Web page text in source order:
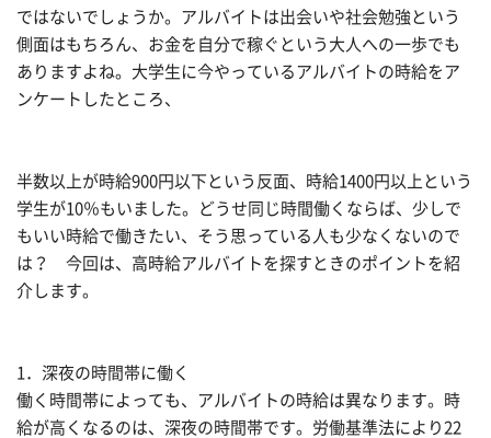
ではないでしょうか。アルバイトは出会いや社会勉強という
側面はもちろん、お金を自分で稼ぐという大人への一歩でも
ありますよね。大学生に今やっているアルバイトの時給をア
ンケートしたところ、
半数以上が時給900円以下という反面、時給1400円以上という
学生が10％もいました。どうせ同じ時間働くならば、少しで
もいい時給で働きたい、そう思っている人も少なくないので
は？ 今回は、高時給アルバイトを探すときのポイントを紹
介します。
1．深夜の時間帯に働く
働く時間帯によっても、アルバイトの時給は異なります。時
給が高くなるのは、深夜の時間帯です。労働基準法により22